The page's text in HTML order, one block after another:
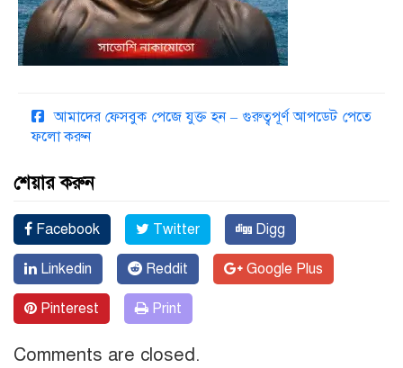
আমাদের ফেসবুক পেজে যুক্ত হন – গুরুত্বপূর্ণ আপডেট পেতে
ফলো করুন
শেয়ার করুন
Facebook Twitter Digg
Linkedin Reddit Google Plus
Pinterest Print
Comments are closed.